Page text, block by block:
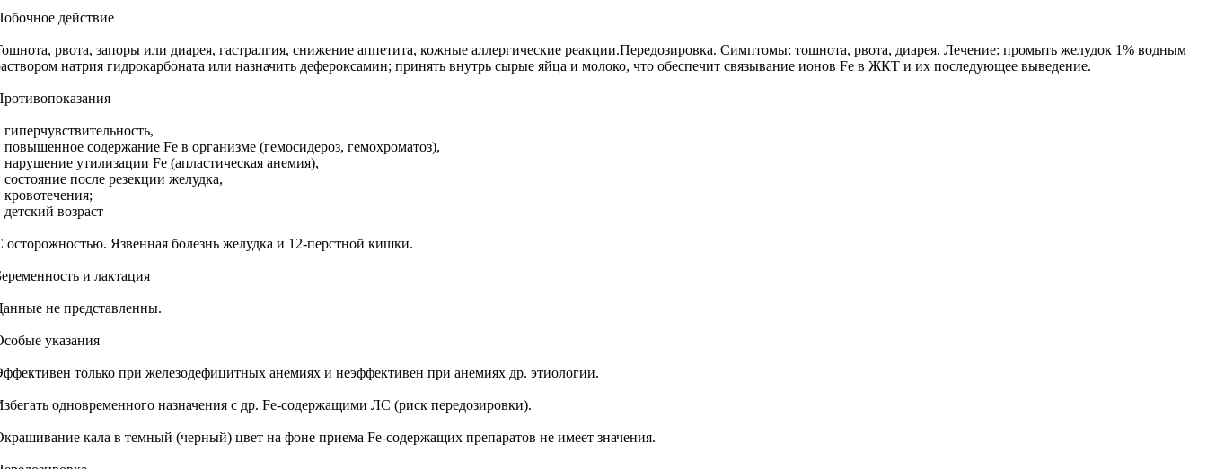
действие
рвота, запоры или диарея, гастралгия, снижение аппетита, кожные аллергические реакции.Передозировка. Симптомы: тошнота, рвота, диарея. Лечение: промыть желудок 1% водным
натрия гидрокарбоната или назначить дефероксамин; принять внутрь сырые яйца и молоко, что обеспечит связывание ионов Fe в ЖКТ и их последующее выведение.
повышенное содержание Fe в организме (гемосидероз, гемохроматоз),
утилизации Fe (апластическая анемия),
после резекции желудка,
возраст
осторожностью. Язвенная болезнь желудка и 12-перстной кишки.
и лактация
не представленны.
указания
только при железодефицитных анемиях и неэффективен при анемиях др. этиологии.
одновременного назначения с др. Fe-содержащими ЛС (риск передозировки).
кала в темный (черный) цвет на фоне приема Fe-содержащих препаратов не имеет значения.